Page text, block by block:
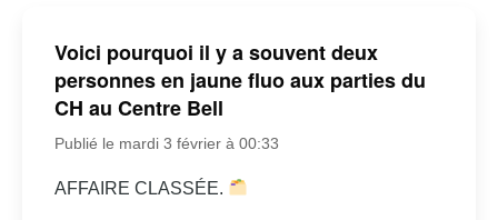
Voici pourquoi il y a souvent deux
personnes en jaune fluo aux parties du
CH au Centre Bell
Publié le mardi 3 février à 00:33
AFFAIRE CLASSÉE.